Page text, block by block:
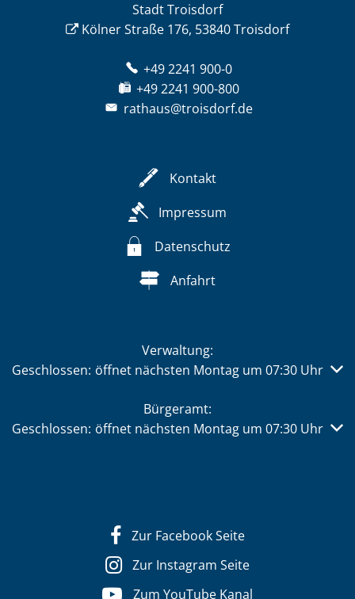
Stadt Troisdorf
Kölner Straße 176, 53840 Troisdorf
+49 2241 900-0
+49 2241 900-800
rathaus@troisdorf.de
Kontakt
Impressum
Datenschutz
Anfahrt
Verwaltung:
Klicken, um weitere Öffnungs- oder Schließzeiten
Geschlossen: öffnet nächsten Montag um 07:30 Uhr
Bürgeramt:
Klicken, um weitere Öffnungs- oder Schließzeiten
Geschlossen: öffnet nächsten Montag um 07:30 Uhr
Zur Facebook Seite
Zur Instagram Seite
Zum YouTube Kanal